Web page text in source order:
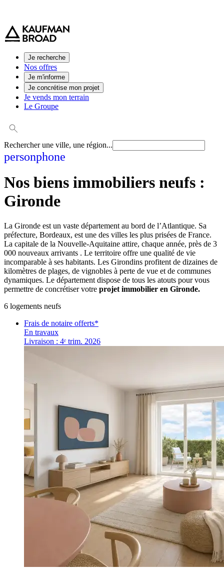
Je recherche
Nos offres
Je m'informe
Je concrétise mon projet
Je vends mon terrain
Le Groupe
Rechercher une ville, une région...
personphone
Nos biens immobiliers neufs :
Gironde
La Gironde est un vaste département au bord de l’Atlantique. Sa
préfecture, Bordeaux, est une des villes les plus prisées de France.
La capitale de la Nouvelle-Aquitaine attire, chaque année, près de 3
000 nouveaux arrivants . Le territoire offre une qualité de vie
incomparable à ses habitants. Les Girondins profitent de dizaines de
kilomètres de plages, de vignobles à perte de vue et de communes
dynamiques. Le département dispose de tous les atouts pour vous
permettre de concrétiser votre projet immobilier en Gironde.
6 logements neufs
Frais de notaire offerts*
En travaux
Livraison : 4ᵉ trim. 2026